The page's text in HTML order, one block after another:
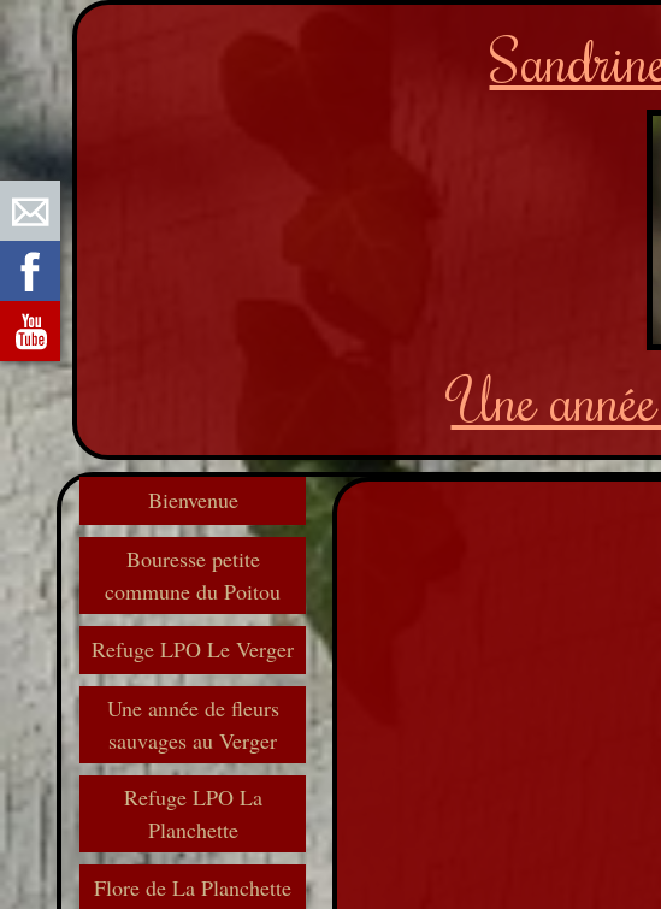
Une
Bienvenue
Bouresse petite
commune du Poitou
Refuge LPO Le Verger
Une année de fleurs
sauvages au Verger
Refuge LPO La
Planchette
Flore de La Planchette